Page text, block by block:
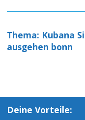
Thema: Kubana
ausgehen bonn
Deine Vorteile: